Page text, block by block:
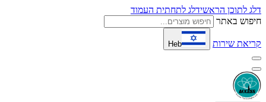
דלג לתוכן הראשידלג לתחתית העמוד
חיפוש באתר
קריאת שירות Heb